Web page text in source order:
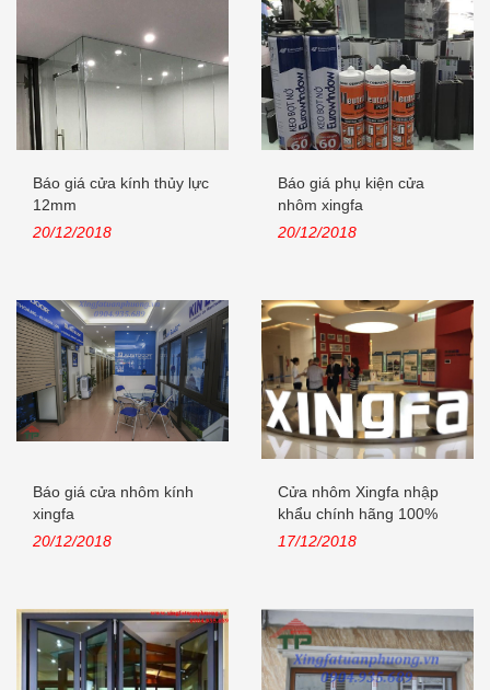
Báo giá cửa kính thủy lực
12mm
20/12/2018
Báo giá phụ kiện cửa
nhôm xingfa
20/12/2018
Báo giá cửa nhôm kính
xingfa
20/12/2018
Cửa nhôm Xingfa nhập
khẩu chính hãng 100%
Quảng Đông,...
17/12/2018